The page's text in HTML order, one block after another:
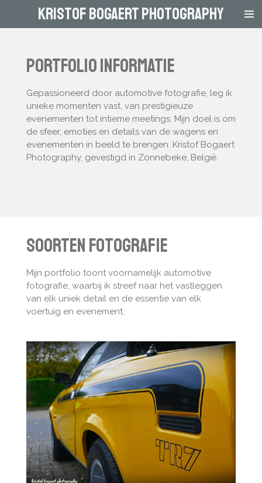
hoofdinhoud
kristof bogaert photography
Portfolio Informatie
Gepassioneerd door automotive fotografie, leg ik
unieke momenten vast, van prestigieuze
evenementen tot intieme meetings. Mijn doel is om
de sfeer, emoties en details van de wagens en
evenementen in beeld te brengen. Kristof Bogaert
Photography, gevestigd in Zonnebeke, België.
Soorten Fotografie
Mijn portfolio toont voornamelijk automotive
fotografie, waarbij ik streef naar het vastleggen
van elk uniek detail en de essentie van elk
voertuig en evenement.